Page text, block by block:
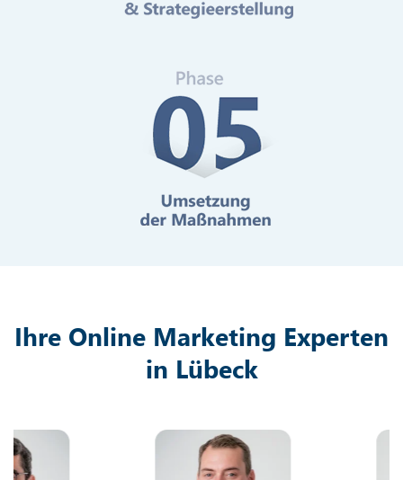
Mehr erfahren
Digitale Barrierefreiheit
Ihre Online Marketing Experten
in Lübeck